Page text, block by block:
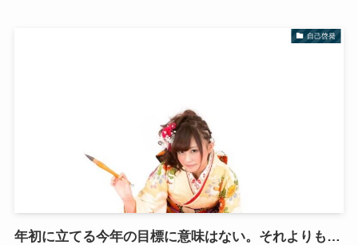
自己啓発
年初に立てる今年の目標に意味はない。それよりも…